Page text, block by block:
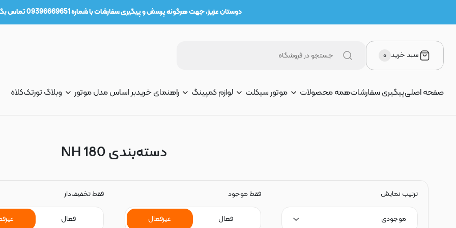
دوستان عزیز، جهت هرگونه پرسش و پیگیری سفارشات با شماره 09396669651 تماس بگیرید.
سبد خرید ۰
صفحه اصلیپیگیری سفارشاتهمه محصولات موتور سیکلت لوازم کمپینگ راهنمای خریدبر اساس مدل موتور وبلاگ تورتککلاه
دسته‌بندی NH 180
ترتیب نمایش
موجودی
فقط موجود
فعال غیرفعال
فقط تخفیف‌دار
فعال